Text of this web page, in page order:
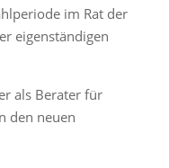
im Rat der
eigenständigen
als Berater für
den neuen